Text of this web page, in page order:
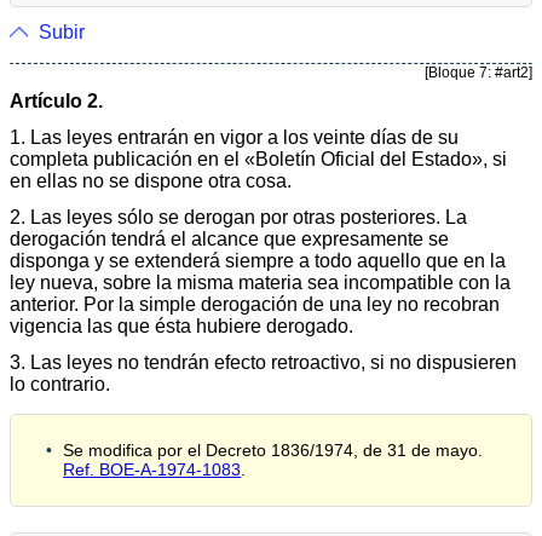
Subir
[Bloque 7: #art2]
Artículo 2.
1. Las leyes entrarán en vigor a los veinte días de su
completa publicación en el «Boletín Oficial del Estado», si
en ellas no se dispone otra cosa.
2. Las leyes sólo se derogan por otras posteriores. La
derogación tendrá el alcance que expresamente se
disponga y se extenderá siempre a todo aquello que en la
ley nueva, sobre la misma materia sea incompatible con la
anterior. Por la simple derogación de una ley no recobran
vigencia las que ésta hubiere derogado.
3. Las leyes no tendrán efecto retroactivo, si no dispusieren
lo contrario.
Se modifica por el Decreto 1836/1974, de 31 de mayo.
Ref. BOE-A-1974-1083.